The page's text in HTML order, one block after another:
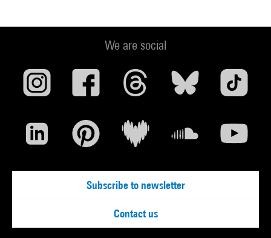
We are social
Subscribe to newsletter
Contact us